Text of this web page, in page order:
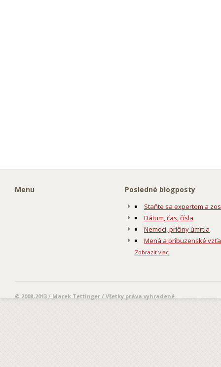
Menu Posledné blogposty
Staňte sa expertom a
Dátum, čas, čísla
Nemoci, príčiny úmrtia
Mená a príbuzenské
Zobraziť viac
© 2008-2013 / Marek Tettinger / Všetky práva vyhradené